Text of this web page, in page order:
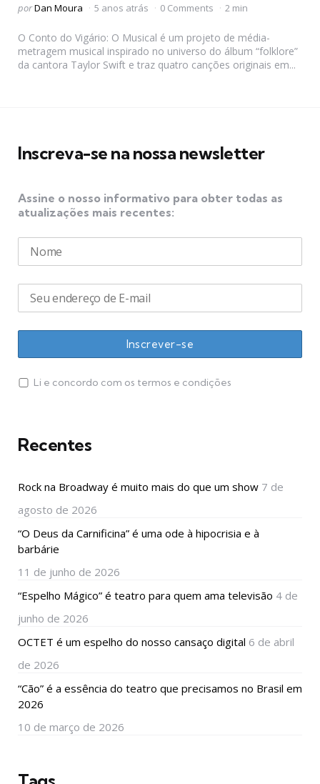
Postado
porDan Moura 5 anos atrás 0 Comments 2 min
O Conto do Vigário: O Musical é um projeto de média-
metragem musical inspirado no universo do álbum “folklore”
da cantora Taylor Swift e traz quatro canções originais em...
Inscreva-se na nossa newsletter
Assine o nosso informativo para obter todas as
atualizações mais recentes:
Li e concordo com os termos e condições
Recentes
Rock na Broadway é muito mais do que um show 7 de
agosto de 2026
“O Deus da Carnificina” é uma ode à hipocrisia e à
barbárie
11 de junho de 2026
“Espelho Mágico” é teatro para quem ama televisão 4 de
junho de 2026
OCTET é um espelho do nosso cansaço digital 6 de abril
de 2026
“Cão” é a essência do teatro que precisamos no Brasil em
2026
10 de março de 2026